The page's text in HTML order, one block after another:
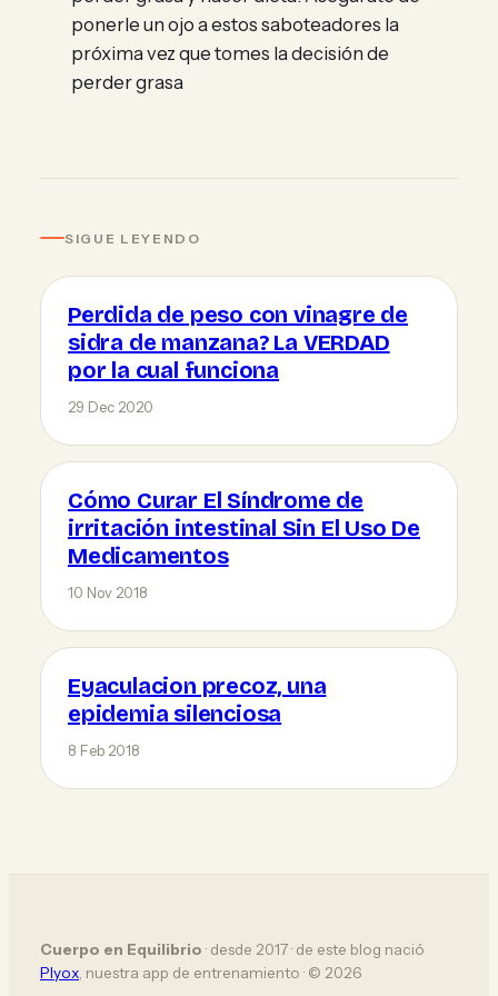
ponerle un ojo a estos saboteadores la
próxima vez que tomes la decisión de
perder grasa
SIGUE LEYENDO
Perdida de peso con vinagre de
sidra de manzana? La VERDAD
por la cual funciona
29 Dec 2020
Cómo Curar El Síndrome de
irritación intestinal Sin El Uso De
Medicamentos
10 Nov 2018
Eyaculacion precoz, una
epidemia silenciosa
8 Feb 2018
Cuerpo en Equilibrio · desde 2017 · de este blog nació
Plyox , nuestra app de entrenamiento · © 2026